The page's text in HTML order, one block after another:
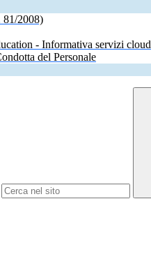
81/2008)
- Informativa servizi cloud
del Personale